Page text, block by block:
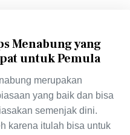
Menabung yang
untuk Pemula
merupakan
yang baik dan bisa
semenjak dini.
karena itulah bisa untuk